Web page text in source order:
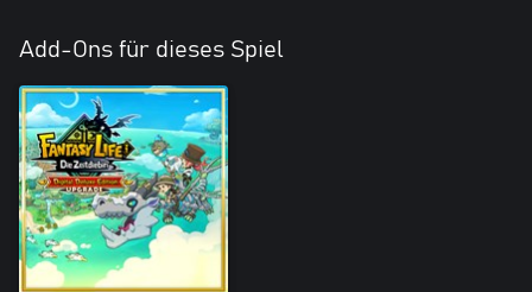
Add-Ons für dieses Spiel